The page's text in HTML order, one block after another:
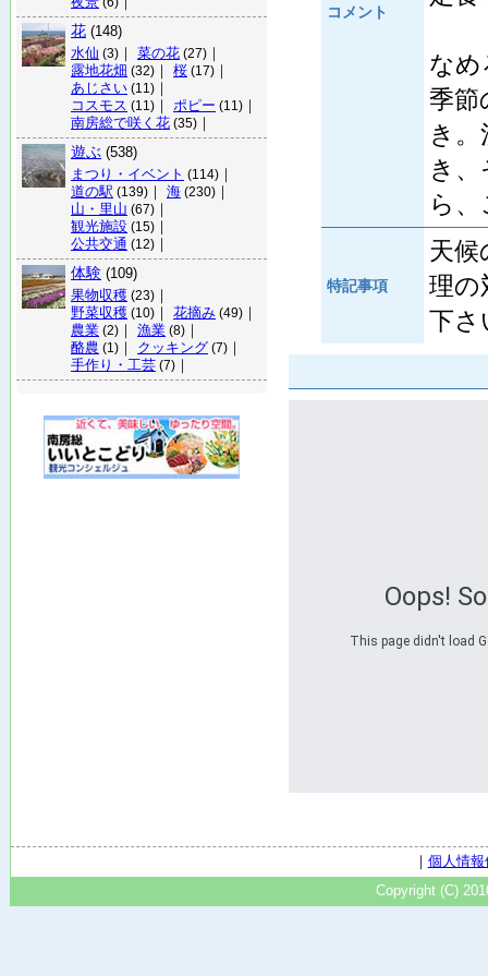
花 (148)
水仙 (3) ｜ 菜の花 (27) ｜
露地花畑 (32) ｜ 桜 (17) ｜
あじさい (11) ｜
コスモス (11) ｜ ポピー (11) ｜
南房総で咲く花 (35) ｜
遊ぶ (538)
まつり・イベント (114) ｜
道の駅 (139) ｜ 海 (230) ｜
山・里山 (67) ｜
観光施設 (15) ｜
公共交通 (12) ｜
体験 (109)
果物収穫 (23) ｜
野菜収穫 (10) ｜ 花摘み (49) ｜
農業 (2) ｜ 漁業 (8) ｜
酪農 (1) ｜ クッキング (7) ｜
手作り・工芸 (7) ｜
コメント
なめ
季節
き
き
ら
特記事項
天候
理の
下さ
Oops!
This page didn't load
｜ 個人情
Copyright (C)